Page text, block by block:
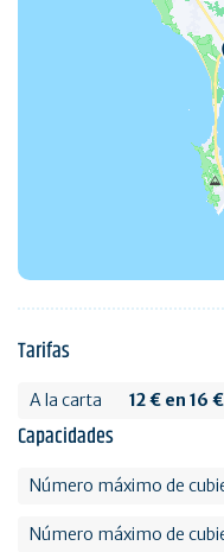
Tarifas
A la carta 12 € en 16 €
Capacidades
Número máximo de
Número máximo de